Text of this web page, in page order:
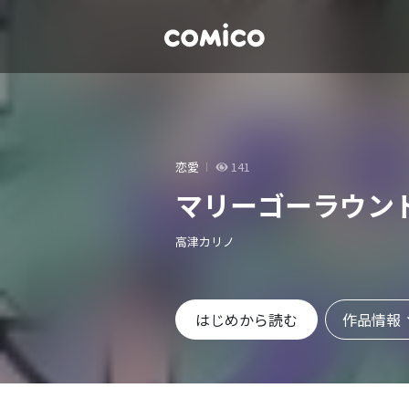
恋愛 141
マリーゴーラウン
高津カリノ
はじめから読む 作品情報